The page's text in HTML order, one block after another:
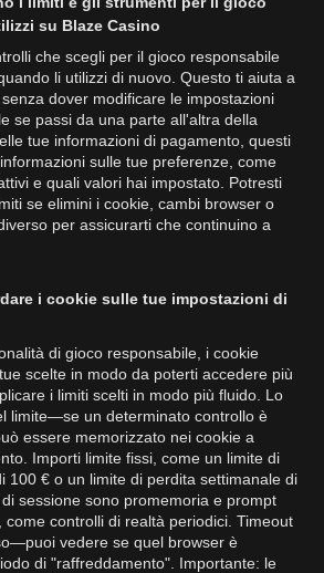
su Blaze Casino
che scegli per il gioco responsabile
li utilizzi di nuovo. Questo ti aiuta a
dover modificare le impostazioni
se passi da una parte all'altra della
tue informazioni di pagamento, questi
sulle tue preferenze, come
e quali valori hai impostato. Potresti
se elimini i cookie, cambi browser o
per assicurarti che continuino a
i cookie sulle tue impostazioni di
di gioco responsabile, i cookie
scelte in modo da poterti accedere più
i limiti scelti in modo più fluido. Lo
limite—se un determinato controllo è
essere memorizzato nei cookie a
Importi limite fissi, come un limite di
100 € o un limite di perdita settimanale di
sessione sono promemoria e prompt
come controlli di realtà periodici. Timeout
vedere se quel browser è
di "raffreddamento". Importante: le